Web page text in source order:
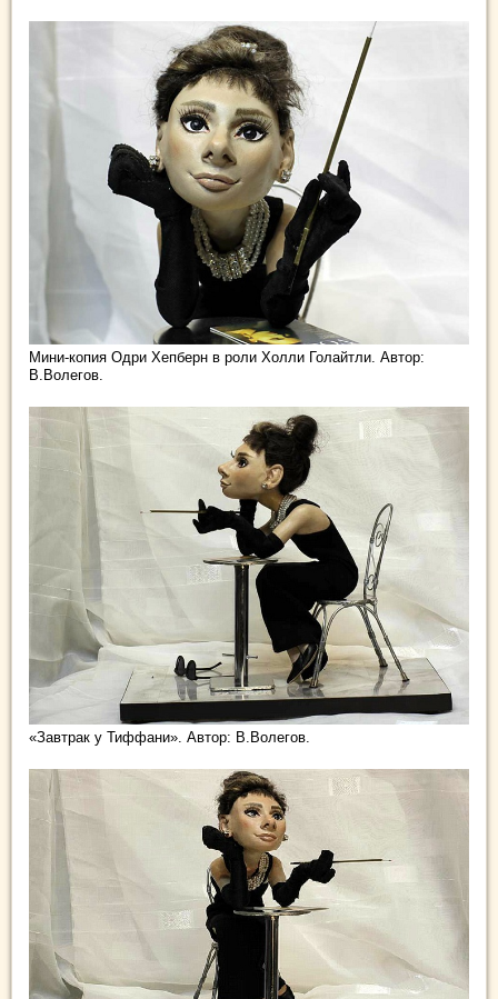
Мини-копия Одри Хепберн в роли Холли Голайтли. Автор:
В.Волегов.
«Завтрак у Тиффани». Автор: В.Волегов.